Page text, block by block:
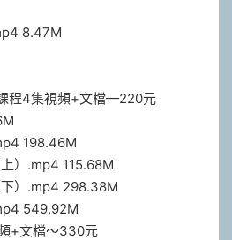
8.47M
程4集視頻+文檔—220元
198.46M
）.mp4 115.68M
）.mp4 298.38M
549.92M
+文檔～330元